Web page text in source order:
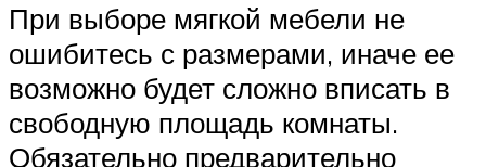
При выборе мягкой мебели не
ошибитесь с размерами, иначе ее
возможно будет сложно вписать в
свободную площадь комнаты.
Обязательно предварительно